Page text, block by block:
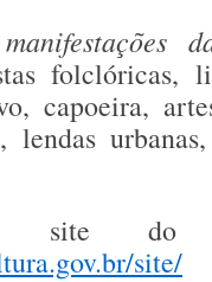
folclóricas,
capoeira,
site do
site/